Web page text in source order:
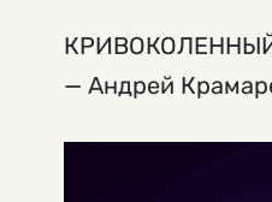
— Андрей